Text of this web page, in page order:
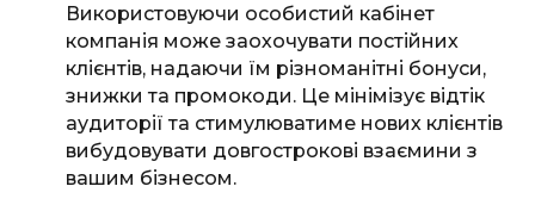
Використовуючи особистий кабінет
компанія може заохочувати постійних
клієнтів, надаючи їм різноманітні бонуси,
знижки та промокоди. Це мінімізує відтік
аудиторії та стимулюватиме нових клієнтів
вибудовувати довгострокові взаємини з
вашим бізнесом.